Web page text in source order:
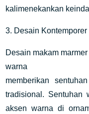
kalimenekankan
3. Desain
Desain makam
warna
memberikan
tradisional. Sentuhan
aksen warna di